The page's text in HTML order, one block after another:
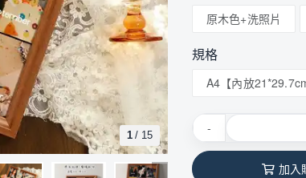
1 / 15
原木色+洗照片
規格
A4【內放
-
加入